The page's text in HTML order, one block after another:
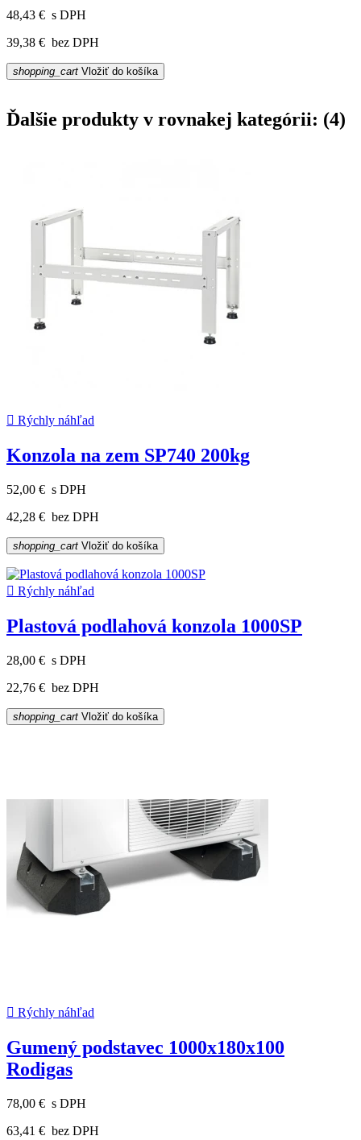
48,43 € s DPH
39,38 € bez DPH
shopping_cart Vložiť do košíka
Ďalšie produkty v rovnakej kategórii: (4)
 Rýchly náhľad
Konzola na zem SP740 200kg
52,00 € s DPH
42,28 € bez DPH
shopping_cart Vložiť do košíka
 Rýchly náhľad
Plastová podlahová konzola 1000SP
28,00 € s DPH
22,76 € bez DPH
shopping_cart Vložiť do košíka
 Rýchly náhľad
Gumený podstavec 1000x180x100
Rodigas
78,00 € s DPH
63,41 € bez DPH